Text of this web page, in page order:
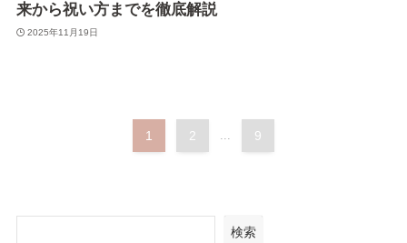
来から祝い方までを徹底解説
2025年11月19日
1 2 9
検索